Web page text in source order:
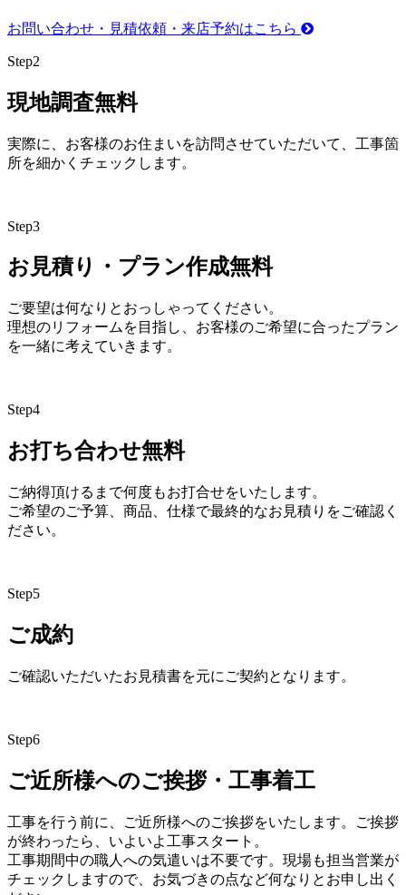
お問い合わせ・見積依頼・来店予約はこちら
Step2
現地調査無料
実際に、お客様のお住まいを訪問させていただいて、工事箇
所を細かくチェックします。
Step3
お見積り・プラン作成無料
ご要望は何なりとおっしゃってください。
理想のリフォームを目指し、お客様のご希望に合ったプラン
を一緒に考えていきます。
Step4
お打ち合わせ無料
ご納得頂けるまで何度もお打合せをいたします。
ご希望のご予算、商品、仕様で最終的なお見積りをご確認く
ださい。
Step5
ご成約
ご確認いただいたお見積書を元にご契約となります。
Step6
ご近所様へのご挨拶・工事着工
工事を行う前に、ご近所様へのご挨拶をいたします。ご挨拶
が終わったら、いよいよ工事スタート。
工事期間中の職人への気遣いは不要です。現場も担当営業が
チェックしますので、お気づきの点など何なりとお申し出く